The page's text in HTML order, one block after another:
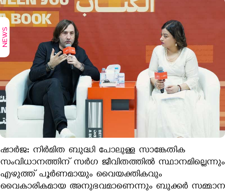
NEWS
ഷാർജ: നിർമിത ബുദ്ധി പോലുള്ള സാങ്കേതിക
സംവിധാനത്തിന് സർഗ ജീവിതത്തിൽ സ്ഥാനമില്ലെന്നും
എഴുത്ത് പൂർണമായും വൈയക്തികവും
വൈകാരികമായ അനുഭവമാണെന്നും ബുക്കർ സമ്മാന